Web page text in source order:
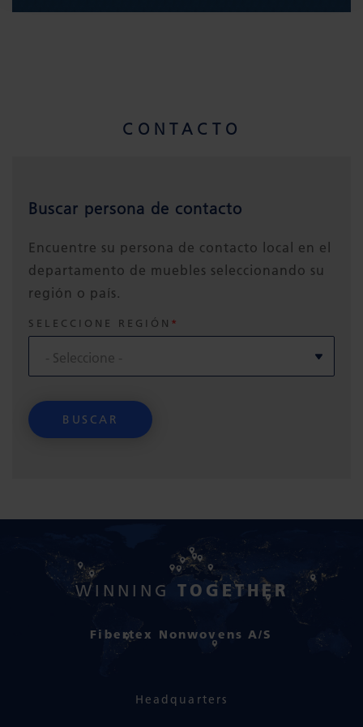
CONTACTO
Buscar persona de contacto
Encuentre su persona de contacto local en el
departamento de muebles seleccionando su
región o país.
SELECCIONE REGIÓN
WINNING TOGETHER
Fibertex Nonwovens A/S
Headquarters